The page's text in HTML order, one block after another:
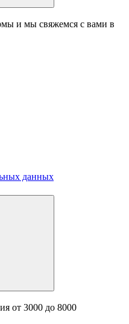
и мы свяжемся с вами в
данных
от 3000 до 8000